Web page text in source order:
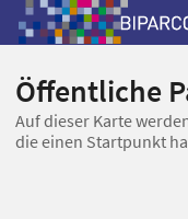
Öffentliche
Auf dieser Karte
die einen Startpunkt